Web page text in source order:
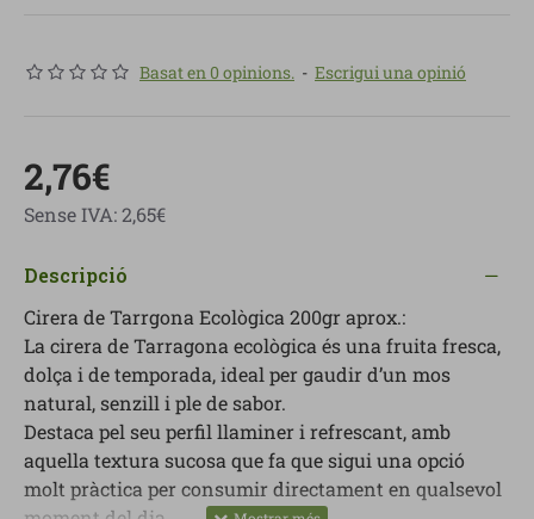
Basat en 0 opinions. - Escrigui una opinió
2,76€
Sense IVA: 2,65€
Descripció
Cirera de Tarrgona Ecològica 200gr aprox.:
La cirera de Tarragona ecològica és una fruita fresca,
dolça i de temporada, ideal per gaudir d’un mos
natural, senzill i ple de sabor.
Destaca pel seu perfil llaminer i refrescant, amb
aquella textura sucosa que fa que sigui una opció
molt pràctica per consumir directament en qualsevol